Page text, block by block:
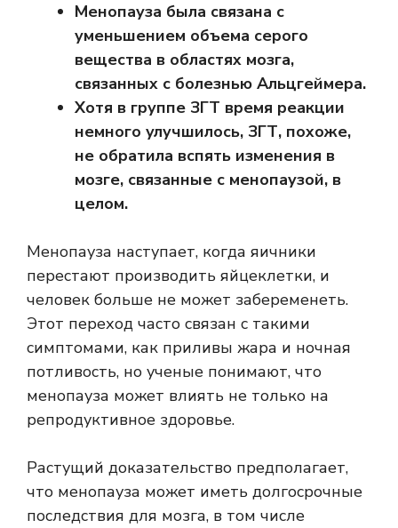
Менопауза была связана с
уменьшением объема серого
вещества в областях мозга,
связанных с болезнью Альцгеймера.
Хотя в группе ЗГТ время реакции
немного улучшилось, ЗГТ, похоже,
не обратила вспять изменения в
мозге, связанные с менопаузой, в
целом.
Менопауза наступает, когда яичники
перестают производить яйцеклетки, и
человек больше не может забеременеть.
Этот переход часто связан с такими
симптомами, как приливы жара и ночная
потливость, но ученые понимают, что
менопауза может влиять не только на
репродуктивное здоровье.
Растущий доказательство предполагает,
что менопауза может иметь долгосрочные
последствия для мозга, в том числе